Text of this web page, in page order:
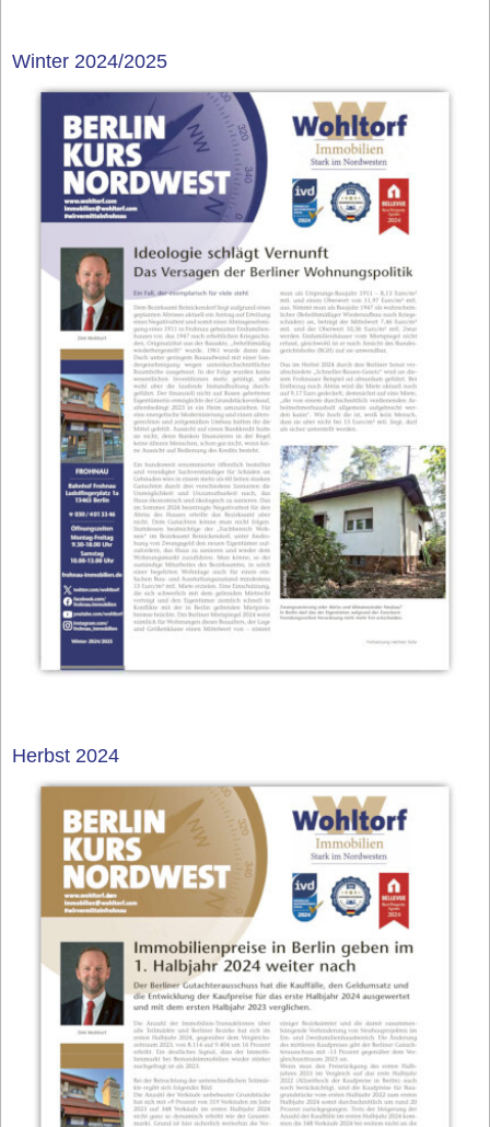
Winter 2024/2025
Herbst 2024